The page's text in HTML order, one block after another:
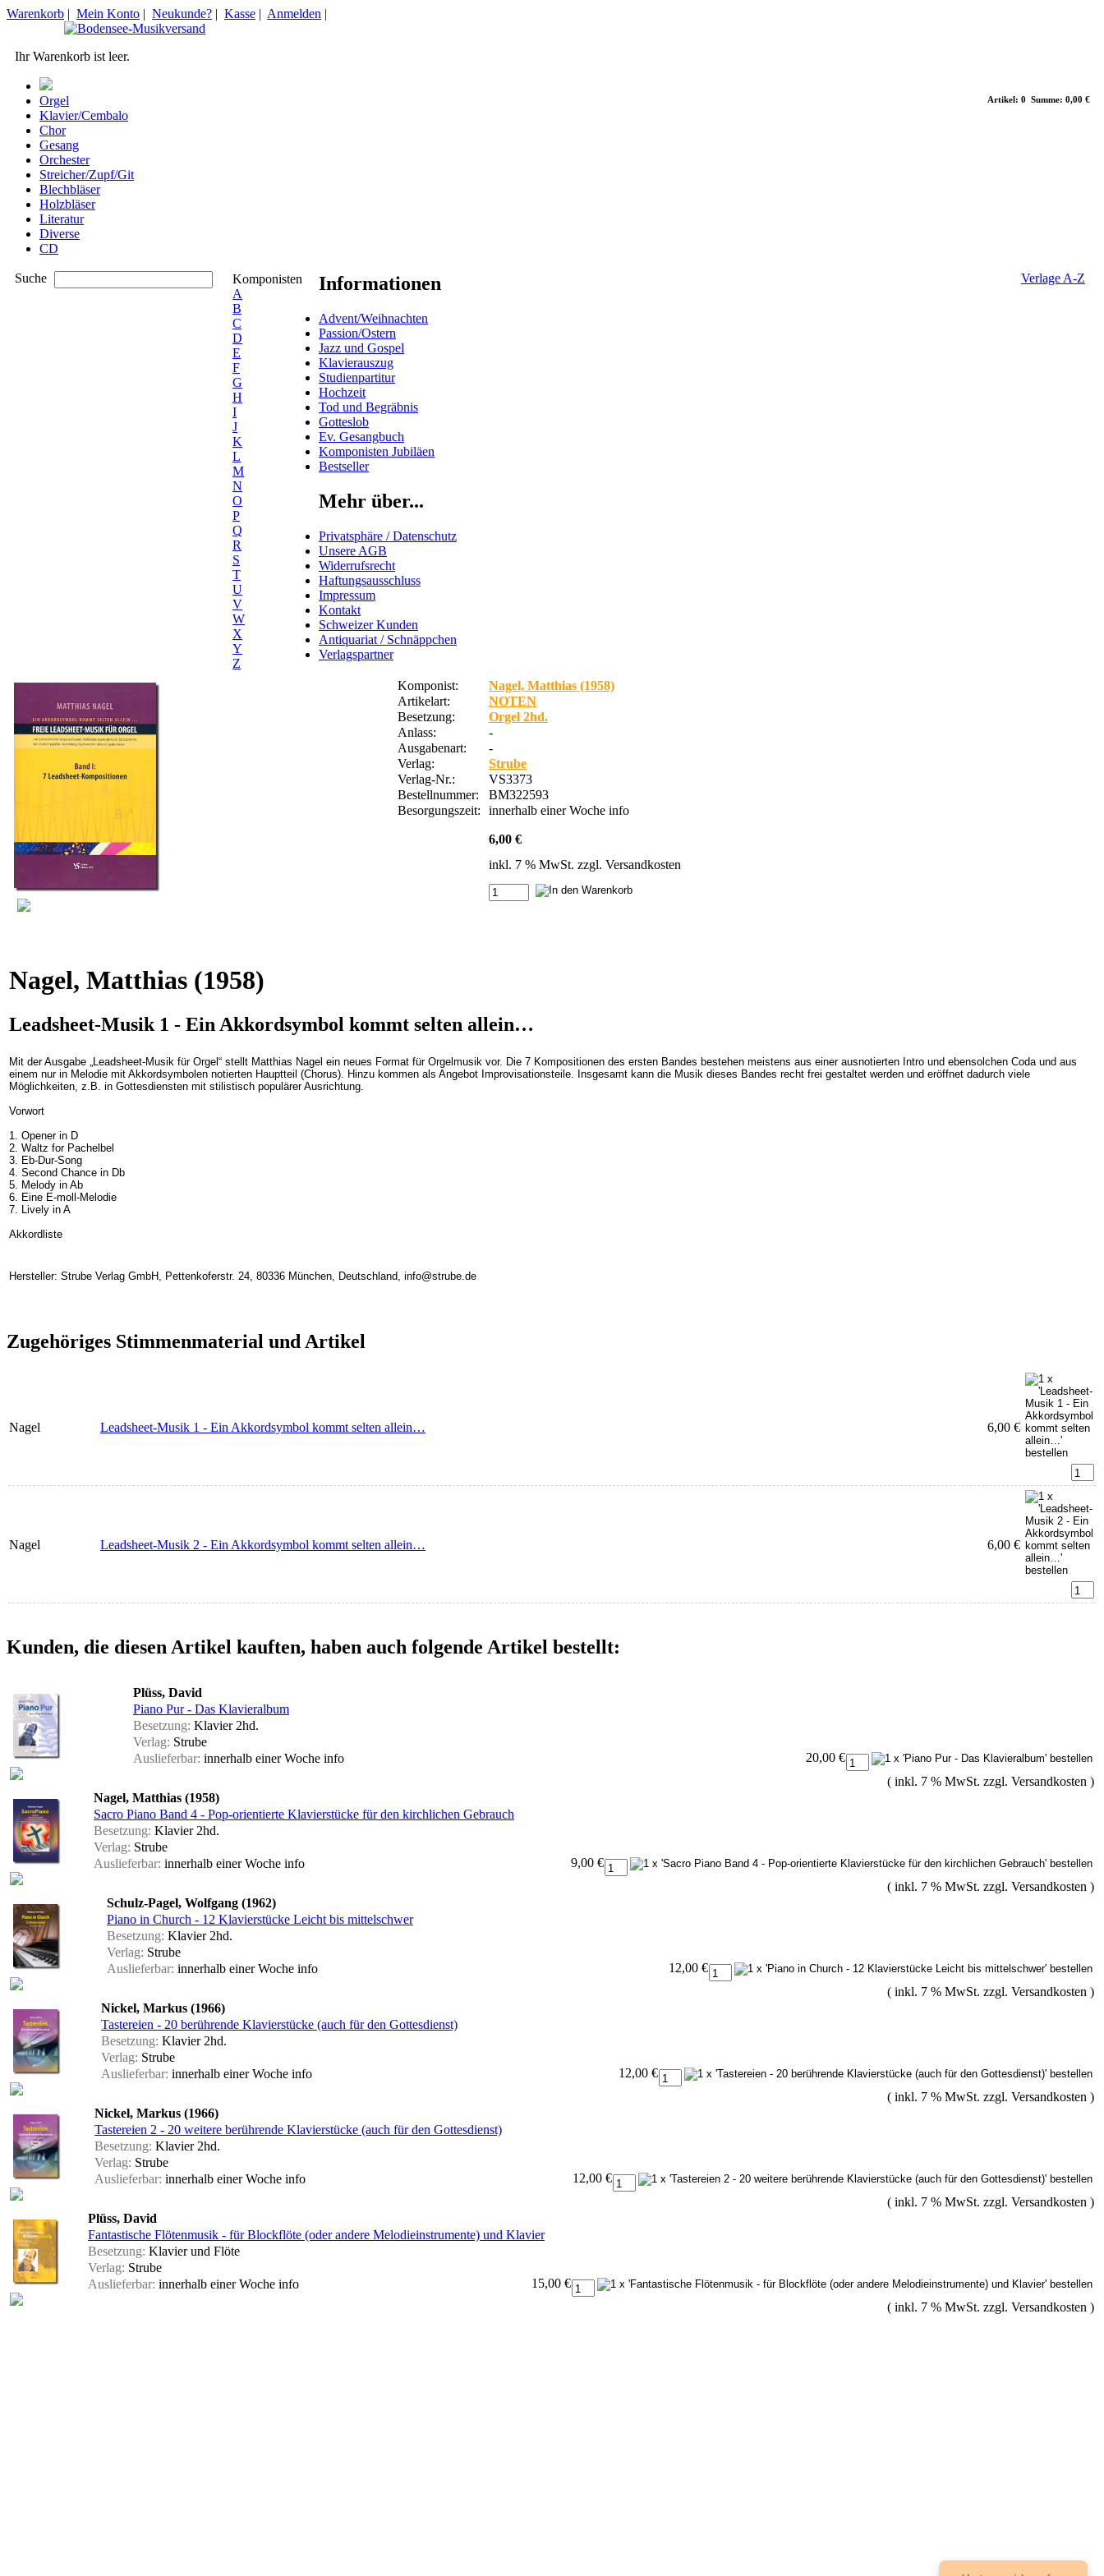
Artikel: 0 Summe: 0,00 €
Warenkorb | Mein Konto | Neukunde? | Kasse | Anmelden |
Ihr Warenkorb ist leer.
Orgel
Klavier/Cembalo
Chor
Gesang
Orchester
Streicher/Zupf/Git
Blechbläser
Holzbläser
Literatur
Diverse
CD
Suche
Komponisten
A
B
C
D
E
F
G
H
I
J
K
L
M
N
O
P
Q
R
S
T
U
V
W
X
Y
Z
Verlage A-Z
Informationen
Advent/Weihnachten
Passion/Ostern
Jazz und Gospel
Klavierauszug
Studienpartitur
Hochzeit
Tod und Begräbnis
Gotteslob
Ev. Gesangbuch
Komponisten Jubiläen
Bestseller
Mehr über...
Privatsphäre / Datenschutz
Unsere AGB
Widerrufsrecht
Haftungsausschluss
Impressum
Kontakt
Schweizer Kunden
Antiquariat / Schnäppchen
Verlagspartner
Komponist:
Nagel, Matthias (1958)
Artikelart:
NOTEN
Besetzung:
Orgel 2hd.
Anlass:
-
Ausgabenart:
-
Verlag:
Strube
Verlag-Nr.:
VS3373
Bestellnummer:
BM322593
Besorgungszeit:
innerhalb einer Woche info
6,00 €
inkl. 7 % MwSt. zzgl. Versandkosten
Nagel, Matthias (1958)
Leadsheet-Musik 1 - Ein Akkordsymbol kommt selten allein…
Mit der Ausgabe „Leadsheet-Musik für Orgel“ stellt Matthias Nagel ein neues Format für Orgelmusik vor. Die 7 Kompositionen des ersten Bandes bestehen meistens aus einer ausnotierten Intro und ebensolchen Coda und aus
einem nur in Melodie mit Akkordsymbolen notierten Hauptteil (Chorus). Hinzu kommen als Angebot Improvisationsteile. Insgesamt kann die Musik dieses Bandes recht frei gestaltet werden und eröffnet dadurch viele
Möglichkeiten, z.B. in Gottesdiensten mit stilistisch populärer Ausrichtung.
Vorwort
1. Opener in D
2. Waltz for Pachelbel
3. Eb-Dur-Song
4. Second Chance in Db
5. Melody in Ab
6. Eine E-moll-Melodie
7. Lively in A
Akkordliste
Hersteller: Strube Verlag GmbH, Pettenkoferstr. 24, 80336 München, Deutschland, info@strube.de
Zugehöriges Stimmenmaterial und Artikel
Nagel Leadsheet-Musik 1 - Ein Akkordsymbol kommt selten allein… 6,00 €
Nagel Leadsheet-Musik 2 - Ein Akkordsymbol kommt selten allein… 6,00 €
Kunden, die diesen Artikel kauften, haben auch folgende Artikel bestellt:
Plüss, David
Piano Pur - Das Klavieralbum
Besetzung: Klavier 2hd.
Verlag: Strube
Auslieferbar: innerhalb einer Woche info
20,00 €
( inkl. 7 % MwSt. zzgl. Versandkosten )
Nagel, Matthias (1958)
Sacro Piano Band 4 - Pop-orientierte Klavierstücke für den kirchlichen Gebrauch
Besetzung: Klavier 2hd.
Verlag: Strube
Auslieferbar: innerhalb einer Woche info
9,00 €
( inkl. 7 % MwSt. zzgl. Versandkosten )
Schulz-Pagel, Wolfgang (1962)
Piano in Church - 12 Klavierstücke Leicht bis mittelschwer
Besetzung: Klavier 2hd.
Verlag: Strube
Auslieferbar: innerhalb einer Woche info
12,00 €
( inkl. 7 % MwSt. zzgl. Versandkosten )
Nickel, Markus (1966)
Tastereien - 20 berührende Klavierstücke (auch für den Gottesdienst)
Besetzung: Klavier 2hd.
Verlag: Strube
Auslieferbar: innerhalb einer Woche info
12,00 €
( inkl. 7 % MwSt. zzgl. Versandkosten )
Nickel, Markus (1966)
Tastereien 2 - 20 weitere berührende Klavierstücke (auch für den Gottesdienst)
Besetzung: Klavier 2hd.
Verlag: Strube
Auslieferbar: innerhalb einer Woche info
12,00 €
( inkl. 7 % MwSt. zzgl. Versandkosten )
Plüss, David
Fantastische Flötenmusik - für Blockflöte (oder andere Melodieinstrumente) und Klavier
Besetzung: Klavier und Flöte
Verlag: Strube
Auslieferbar: innerhalb einer Woche info
15,00 €
( inkl. 7 % MwSt. zzgl. Versandkosten )